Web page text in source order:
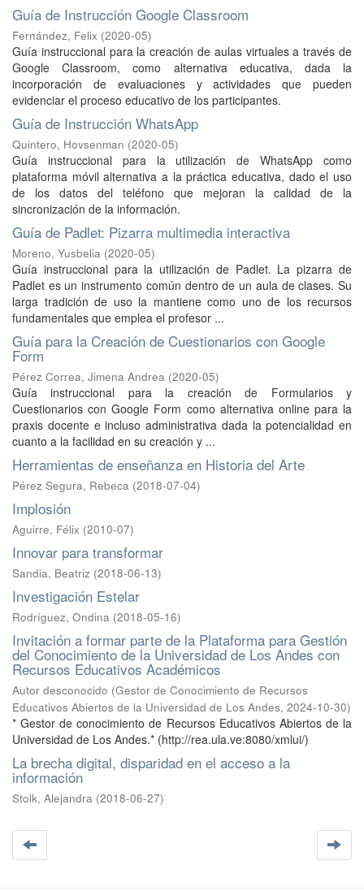
Guía de Instrucción Google Classroom
Fernández, Felix (2020-05)
Guía instruccional para la creación de aulas virtuales a través de
Google Classroom, como alternativa educativa, dada la
incorporación de evaluaciones y actividades que pueden
evidenciar el proceso educativo de los participantes.
Guía de Instrucción WhatsApp
Quintero, Hovsenman (2020-05)
Guía instruccional para la utilización de WhatsApp como
plataforma móvil alternativa a la práctica educativa, dado el uso
de los datos del teléfono que mejoran la calidad de la
sincronización de la información.
Guía de Padlet: Pizarra multimedia interactiva
Moreno, Yusbelia (2020-05)
Guía instruccional para la utilización de Padlet. La pizarra de
Padlet es un instrumento común dentro de un aula de clases. Su
larga tradición de uso la mantiene como uno de los recursos
fundamentales que emplea el profesor ...
Guía para la Creación de Cuestionarios con Google
Form
Pérez Correa, Jimena Andrea (2020-05)
Guía instruccional para la creación de Formularios y
Cuestionarios con Google Form como alternativa online para la
praxis docente e incluso administrativa dada la potencialidad en
cuanto a la facilidad en su creación y ...
Herramientas de enseñanza en Historia del Arte
Pérez Segura, Rebeca (2018-07-04)
Implosión
Aguirre, Félix (2010-07)
Innovar para transformar
Sandia, Beatriz (2018-06-13)
Investigación Estelar
Rodríguez, Ondina (2018-05-16)
Invitación a formar parte de la Plataforma para Gestión
del Conocimiento de la Universidad de Los Andes con
Recursos Educativos Académicos
Autor desconocido (Gestor de Conocimiento de Recursos
Educativos Abiertos de la Universidad de Los Andes, 2024-10-30)
* Gestor de conocimiento de Recursos Educativos Abiertos de la
Universidad de Los Andes.* (http://rea.ula.ve:8080/xmlui/)
La brecha digital, disparidad en el acceso a la
información
Stolk, Alejandra (2018-06-27)